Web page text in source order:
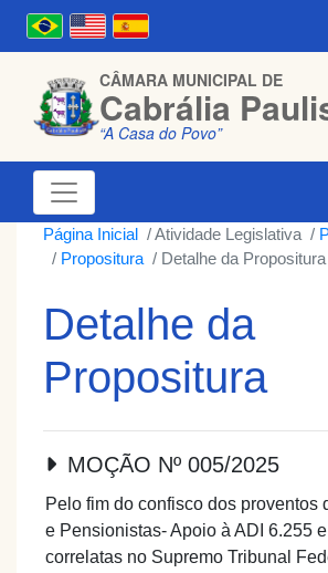
CÂMARA MUNICIPAL DE
Cabrália
“A Casa do Povo”
Página Inicial Atividade Legislativa
Propositura
Detalhe da Propositura
Detalhe da
Propositura
MOÇÃO Nº 005/2025
Pelo fim do confisco dos proventos
e Pensionistas- Apoio à ADI 6.255
correlatas no Supremo Tribunal